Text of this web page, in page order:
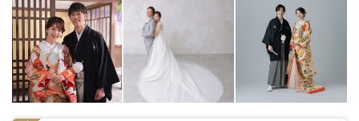
ただきます。
1枚の写真のチカラを信じて